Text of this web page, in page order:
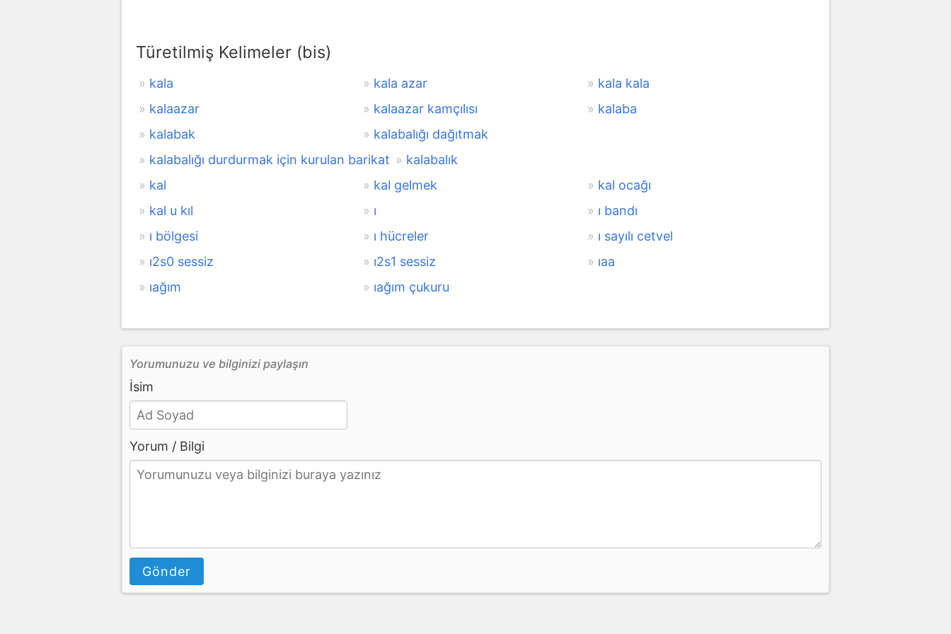
Türetilmiş Kelimeler (bis)
kala kala azar
kala kala
kalaazar
kalaazar kamçılısı
kalaba
kalabak
kalabalığı dağıtmak
kalabalığı durdurmak için kurulan barikat
kalabalık
kal
kal gelmek
kal ocağı
kal u kıl
ı
ı bandı
ı bölgesi
ı hücreler
ı sayılı cetvel
ı2s0 sessiz
ı2s1 sessiz
ıaa
ıağım
ıağım çukuru
Yorumunuzu ve bilginizi paylaşın
İsim
Yorum / Bilgi
Gönder